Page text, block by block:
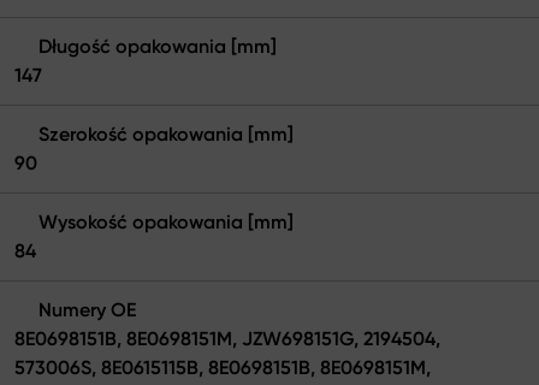
Długość opakowania [mm]
147
Szerokość opakowania [mm]
90
Wysokość opakowania [mm]
84
Numery OE
8E0698151B, 8E0698151M, JZW698151G, 2194504,
573006S, 8E0615115B, 8E0698151B, 8E0698151M,